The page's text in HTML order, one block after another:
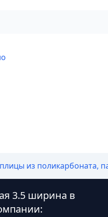
из поликарбоната,
3.5 ширина в